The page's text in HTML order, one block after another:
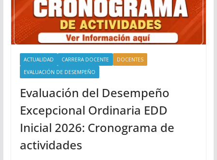
ACTUALIDAD CARRERA DOCENTE
DOCENTES
EVALUACIÓN DE DESEMPEÑO
Evaluación del Desempeño
Excepcional Ordinaria EDD
Inicial 2026: Cronograma de
actividades